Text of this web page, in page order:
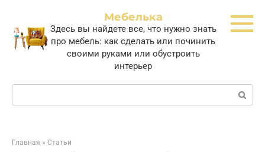
контенту
Мебелька
Здесь вы найдете все, что нужно знать
про мебель: как сделать или починить
своими руками или обустроить
интерьер
Поиск:
Главная » Статьи